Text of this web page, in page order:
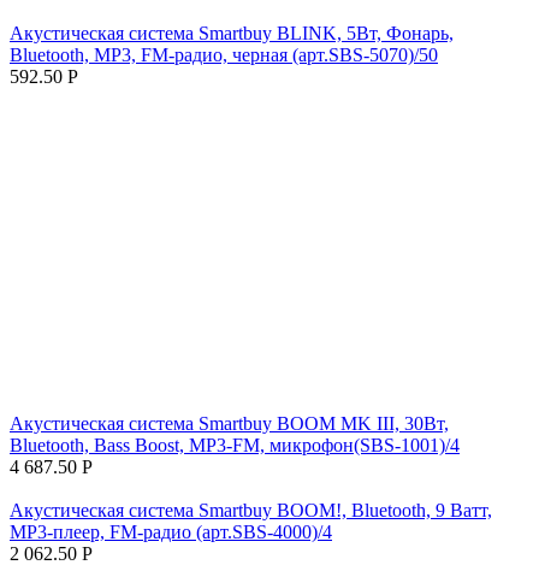
Акустическая система Smartbuy BLINK, 5Вт, Фонарь,
Bluetooth, MP3, FM-радио, черная (арт.SBS-5070)/50
592.50 Р
Акустическая система Smartbuy BOOM MK III, 30Вт,
Bluetooth, Bass Boost, MP3-FM, микрофон(SBS-1001)/4
4 687.50 Р
Акустическая система Smartbuy BOOM!, Bluetooth, 9 Ватт,
MP3-плеер, FM-радио (арт.SBS-4000)/4
2 062.50 Р